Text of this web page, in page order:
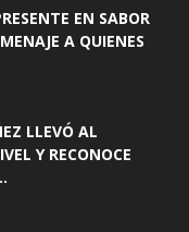
EN SABOR
A QUIENES
LLEVÓ AL
Y RECONOCE